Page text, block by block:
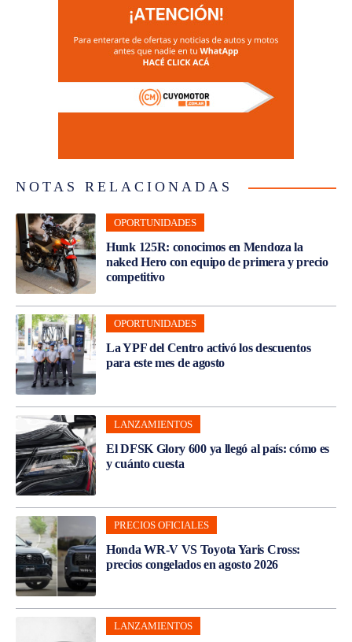
NOTAS RELACIONADAS
OPORTUNIDADES
Hunk 125R: conocimos en Mendoza la
naked Hero con equipo de primera y precio
competitivo
OPORTUNIDADES
La YPF del Centro activó los descuentos
para este mes de agosto
LANZAMIENTOS
El DFSK Glory 600 ya llegó al país: cómo es
y cuánto cuesta
PRECIOS OFICIALES
Honda WR-V VS Toyota Yaris Cross:
precios congelados en agosto 2026
LANZAMIENTOS